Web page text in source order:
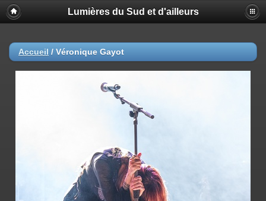
Lumières du Sud et d'ailleurs
Accueil / Véronique Gayot